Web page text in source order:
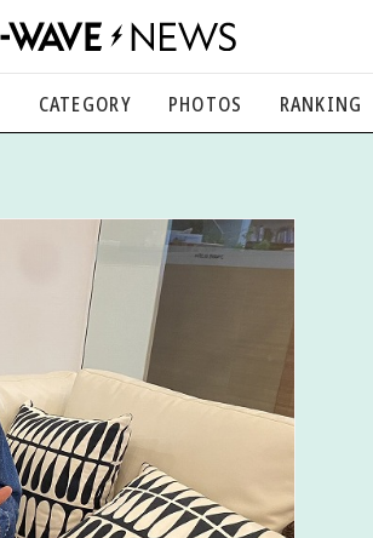
CATEGORY
映画、芸能、舞台、スポーツなど
カルチャー
アート、文芸、マンガなど
ライフスタイル
食、健康、美容…暮らし豊かに
社会
国内、海外の気になるトピック
PHOTOS RANKING